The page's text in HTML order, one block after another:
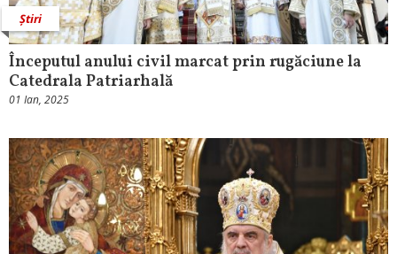
Știri
Începutul anului civil marcat prin rugăciune la
Catedrala Patriarhală
01 Ian, 2025